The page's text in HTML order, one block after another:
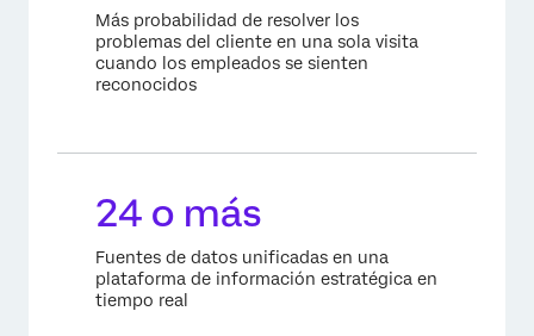
Más probabilidad de resolver los
problemas del cliente en una sola visita
cuando los empleados se sienten
reconocidos
24 o más
Fuentes de datos unificadas en una
plataforma de información estratégica en
tiempo real